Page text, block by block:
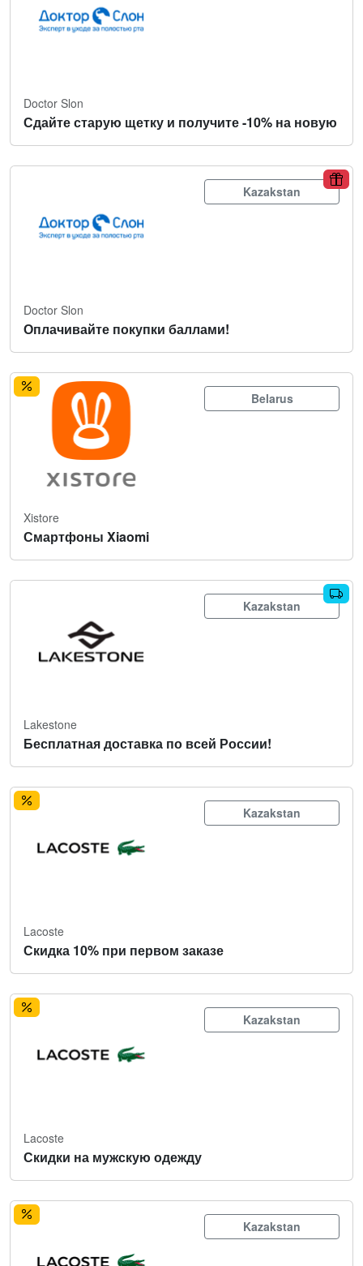
Doctor Slon
Сдайте старую щетку и получите -10% на новую
Kazakstan
Doctor Slon
Оплачивайте покупки баллами!
Belarus
Xistore
Смартфоны Xiaomi
Kazakstan
Lakestone
Бесплатная доставка по всей России!
Kazakstan
Lacoste
Скидка 10% при первом заказе
Kazakstan
Lacoste
Скидки на мужскую одежду
Kazakstan